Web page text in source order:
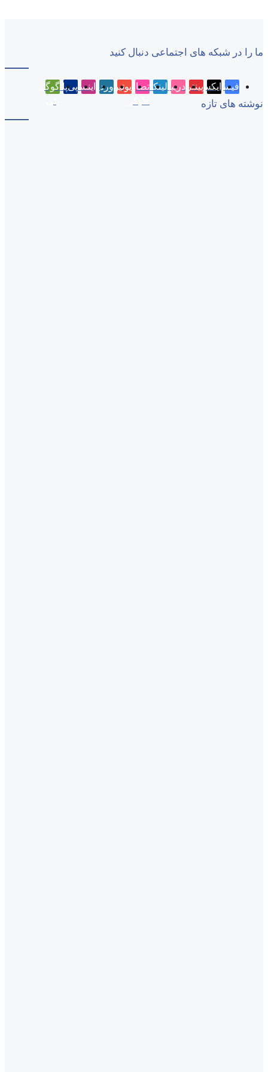
ما را در شبکه های اجتماعی دنبال کنید
فیسبوکایکسپینتریستدریبببللینکداینتصاویریوتیوبوردپرساینستاگرام
پی‌پالگوگل
نوشته های تازه